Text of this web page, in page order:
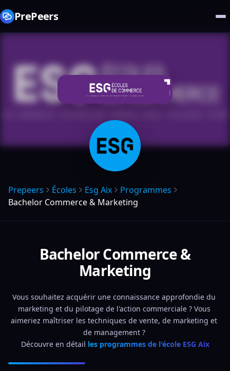
PrePeers
Prepeers Écoles Esg Aix
Programmes
Bachelor Commerce & Marketing
Bachelor Commerce &
Marketing
Vous souhaitez acquérir une connaissance approfondie du
marketing et du pilotage de l'action commerciale ? Vous
aimeriez maîtriser les techniques de vente, de marketing et
de management ?
Découvre en détail les programmes de l'école ESG Aix